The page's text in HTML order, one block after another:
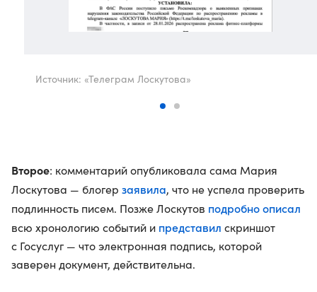
Источник: «Телеграм Лоскутова»
Второе: комментарий опубликовала сама Мария
Лоскутова — блогер заявила, что не успела проверить
подлинность писем. Позже Лоскутов подробно описал
всю хронологию событий и представил скриншот
с Госуслуг — что электронная подпись, которой
заверен документ, действительна.